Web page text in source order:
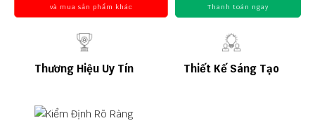
và mua sản phẩm khác Thanh toán ngay
Thương Hiệu Uy Tín Thiết Kế Sáng Tạo